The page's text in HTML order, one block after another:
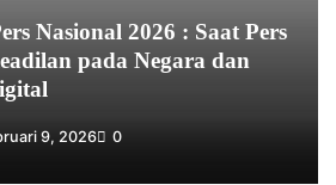
Nasional 2026 : Saat Pers
pada Negara dan
9, 2026 0